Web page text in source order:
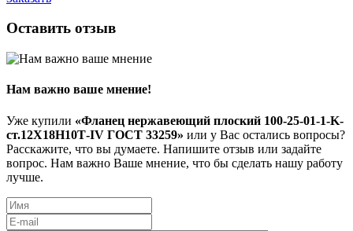
Оставить отзыв
Нам важно ваше мнение!
Уже купили «Фланец нержавеющий плоский 100-25-01-1-K-
ст.12Х18Н10Т-IV ГОСТ 33259» или у Вас остались вопросы?
Расскажите, что вы думаете. Напишите отзыв или задайте
вопрос. Нам важно Ваше мнение, что бы сделать нашу работу
лучше.